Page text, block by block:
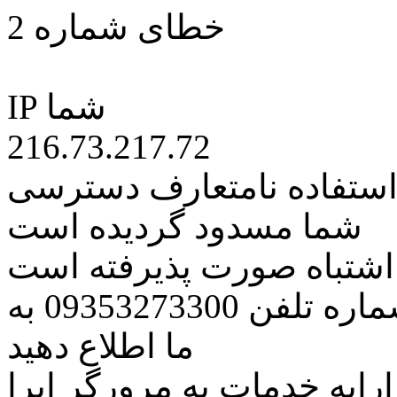
خطای شماره 2
IP شما
216.73.217.72
نامتعارف دسترسی
شما مسدود گردیده است
اشتباه صورت پذیرفته است
مراتب این مسئله را از طریق شماره تلفن 09353273300 به
ما اطلاع دهید
خدمات به مرورگر اپرا